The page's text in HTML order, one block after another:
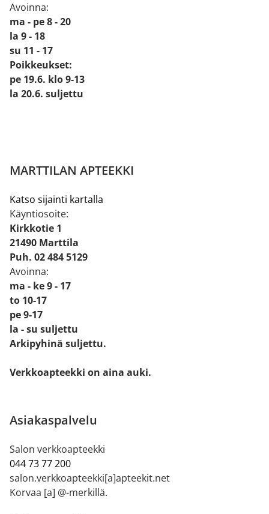
Avoinna:
ma - pe 8 - 20
la 9 - 18
su 11 - 17
Poikkeukset:
pe 19.6. klo 9-13
la 20.6. suljettu
MARTTILAN APTEEKKI
Katso sijainti kartalla
Käyntiosoite:
Kirkkotie 1
21490 Marttila
Puh. 02 484 5129
Avoinna:
ma - ke 9 - 17
to 10-17
pe 9-17
la - su suljettu
Arkipyhinä suljettu.
Verkkoapteekki on aina auki.
Asiakaspalvelu
Salon verkkoapteekki
044 73 77 200
salon.verkkoapteekki[a]apteekit.net
Korvaa [a] @-merkillä.